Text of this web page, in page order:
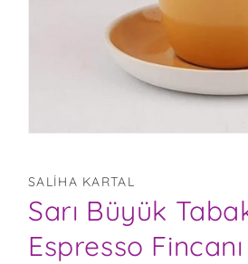
OYNATIN
SALIHA KARTAL
Sarı Büyük
Espresso Fincanı